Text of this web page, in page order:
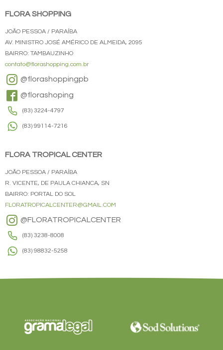
FLORA SHOPPING
JOÃO PESSOA / PARAÍBA
AV. MINISTRO JOSÉ AMÉRICO DE ALMEIDA, 2095
BAIRRO: TAMBAUZINHO
contato@florashopping.com.br
@florashoppingpb
@florashoping
(83) 3224-4797
(83) 99114-7216
FLORA TROPICAL CENTER
JOÃO PESSOA / PARAÍBA
R. VICENTE, DE PAULA CHIANCA, SN
BAIRRO: PORTAL DO SOL
FLORATROPICALCENTER@GMAIL.COM
@FLORATROPICALCENTER
(83) 3238-8008
(83) 98832-5258